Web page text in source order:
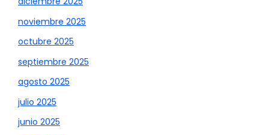
noviembre 2025
octubre 2025
septiembre 2025
agosto 2025
julio 2025
junio 2025